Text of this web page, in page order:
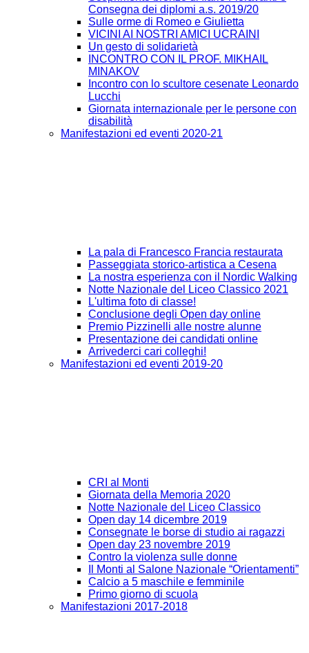
Consegna dei diplomi a.s. 2019/20
Sulle orme di Romeo e Giulietta
VICINI AI NOSTRI AMICI UCRAINI
Un gesto di solidarietà
INCONTRO CON IL PROF. MIKHAIL
MINAKOV
Incontro con lo scultore cesenate Leonardo
Lucchi
Giornata internazionale per le persone con
disabilità
Manifestazioni ed eventi 2020-21
La pala di Francesco Francia restaurata
Passeggiata storico-artistica a Cesena
La nostra esperienza con il Nordic Walking
Notte Nazionale del Liceo Classico 2021
L'ultima foto di classe!
Conclusione degli Open day online
Premio Pizzinelli alle nostre alunne
Presentazione dei candidati online
Arrivederci cari colleghi!
Manifestazioni ed eventi 2019-20
CRI al Monti
Giornata della Memoria 2020
Notte Nazionale del Liceo Classico
Open day 14 dicembre 2019
Consegnate le borse di studio ai ragazzi
Open day 23 novembre 2019
Contro la violenza sulle donne
Il Monti al Salone Nazionale “Orientamenti”
Calcio a 5 maschile e femminile
Primo giorno di scuola
Manifestazioni 2017-2018